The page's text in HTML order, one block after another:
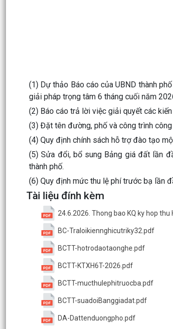
(1) Dự thảo Báo cáo của UBND thành
giải pháp trọng tâm 6 tháng cuối năm
(2) Báo cáo trả lời việc giải quyết các
(3) Đặt tên đường, phố và công trình
(4) Quy định chính sách hỗ trợ đào tạo
(5) Sửa đổi, bổ sung Bảng giá đất lần
thành phố.
(6) Quy định mức thu lệ phí trước bạ lần
Tài liệu đính kèm
24.6.2026. Thong bao KQ ky hop thu
BC-Traloikiennghicutriky32.pdf
BCTT-hotrodaotaonghe.pdf
BCTT-KTXH6T-2026.pdf
BCTT-mucthulephitruocba.pdf
BCTT-suadoiBanggiadat.pdf
DA-Dattenduongpho.pdf